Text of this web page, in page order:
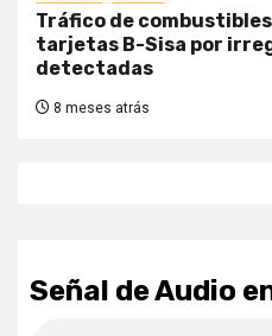
Tráfico de
tarjetas B-Sisa por
detectadas
8 meses atrás
Señal de Audio